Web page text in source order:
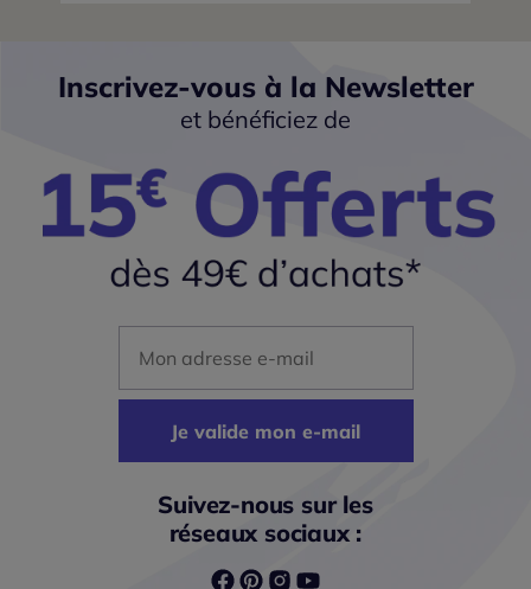
Inscrivez-vous à la Newsletter
et bénéficiez de
Je valide mon e-mail
Suivez-nous sur les
réseaux sociaux :